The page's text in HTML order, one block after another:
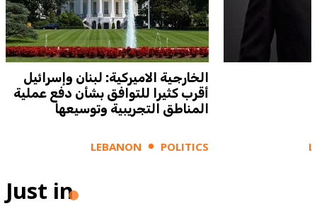
الخارجية الاميركية: لبنان وإسرائيل
أقرب كثيرا للتوافق بشأن دفع عملية
المناطق التجريبية وتوسيعها
LEBANON POLITICS
Just in